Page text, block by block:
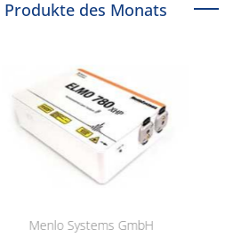
Produkte des Monats
Menlo Systems GmbH